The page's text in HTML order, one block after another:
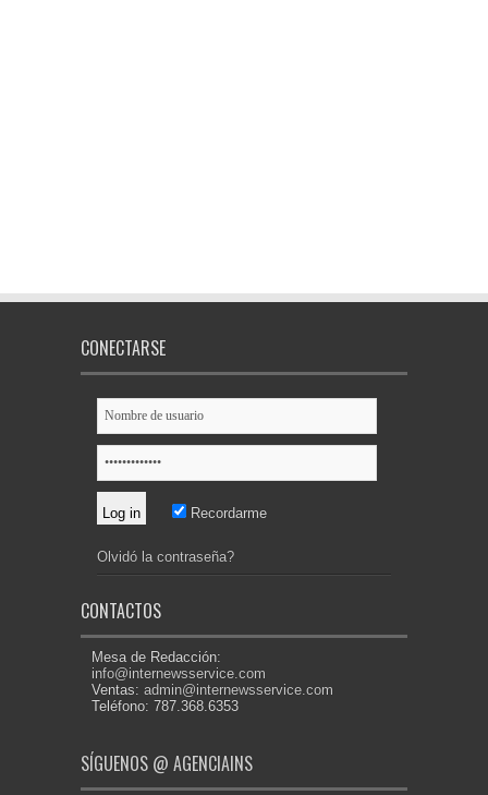
CONECTARSE
Recordarme
Olvidó la contraseña?
CONTACTOS
Mesa de Redacción:
info@internewsservice.com
Ventas: admin@internewsservice.com
Teléfono: 787.368.6353
SÍGUENOS @ AGENCIAINS